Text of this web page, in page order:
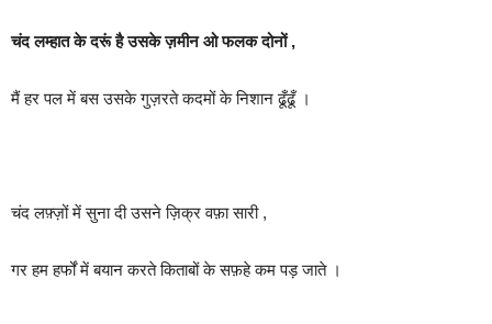
चंद लम्हात के दरूं है उसके ज़मीन ओ फलक दोनों ,
मैं हर पल में बस उसके गुज़रते कदमों के निशान ढूँढूँ ।
चंद लफ़्ज़ों में सुना दी उसने ज़िक्र वफ़ा सारी ,
गर हम हर्फों में बयान करते किताबों के सफ़हे कम पड़ जाते ।